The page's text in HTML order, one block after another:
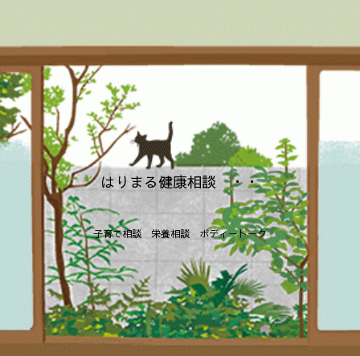
はりまる健康相談 ・・
子育て相談 栄養相談 ボディートーク